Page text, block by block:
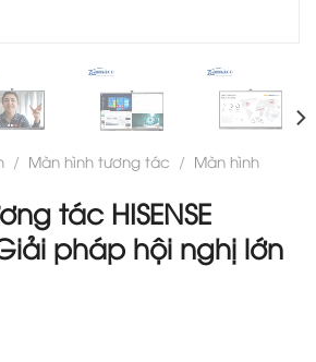
/ Màn hình tương tác / Màn hình
tác HISENSE
pháp hội nghị lớn